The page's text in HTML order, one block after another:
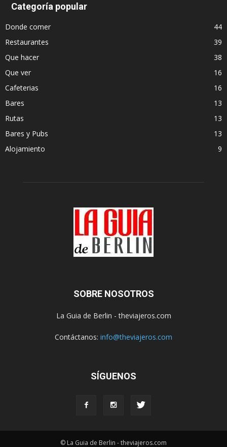
Categoría popular
Donde comer
44
Restaurantes
39
Que hacer
38
Que ver
16
Cafeterias
16
Bares
13
Rutas
13
Bares y Pubs
13
Alojamiento
9
SOBRE NOSOTROS
La Guia de Berlin - theviajeros.com
Contáctanos: info@theviajeros.com
SÍGUENOS
© La Guia de Berlin - theviajeros.com